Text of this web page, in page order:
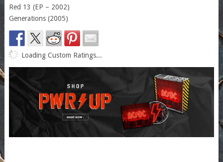
Red 13 (EP – 2002)
Generations (2005)
Loading Custom Ratings...